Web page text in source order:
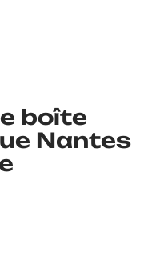
boîte
Nantes